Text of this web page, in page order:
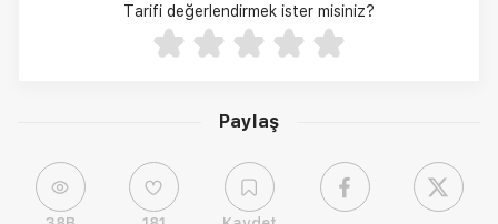
Paylaş
Tarifi değerlendirmek ister misiniz?